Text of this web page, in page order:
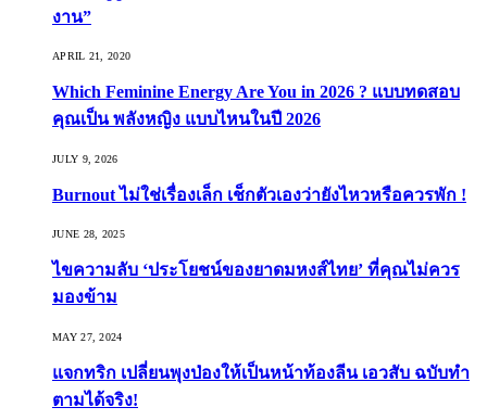
งาน”
APRIL 21, 2020
Which Feminine Energy Are You in 2026 ? แบบทดสอบ
คุณเป็น พลังหญิง แบบไหนในปี 2026
JULY 9, 2026
Burnout ไม่ใช่เรื่องเล็ก เช็กตัวเองว่ายังไหวหรือควรพัก !
JUNE 28, 2025
ไขความลับ ‘ประโยชน์ของยาดมหงส์ไทย’ ที่คุณไม่ควร
มองข้าม
MAY 27, 2024
แจกทริก เปลี่ยนพุงป่องให้เป็นหน้าท้องลีน เอวสับ ฉบับทำ
ตามได้จริง!